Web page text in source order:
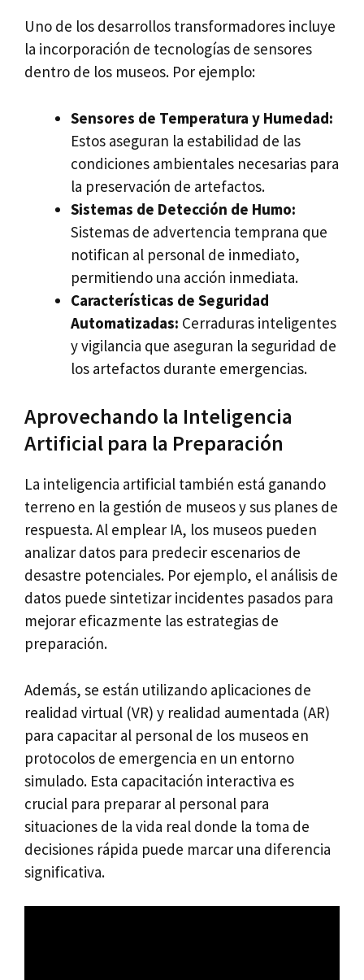
Uno de los desarrollos transformadores incluye
la incorporación de tecnologías de sensores
dentro de los museos. Por ejemplo:
Sensores de Temperatura y Humedad:
Estos aseguran la estabilidad de las
condiciones ambientales necesarias para
la preservación de artefactos.
Sistemas de Detección de Humo:
Sistemas de advertencia temprana que
notifican al personal de inmediato,
permitiendo una acción inmediata.
Características de Seguridad
Automatizadas: Cerraduras inteligentes
y vigilancia que aseguran la seguridad de
los artefactos durante emergencias.
Aprovechando la Inteligencia
Artificial para la Preparación
La inteligencia artificial también está ganando
terreno en la gestión de museos y sus planes de
respuesta. Al emplear IA, los museos pueden
analizar datos para predecir escenarios de
desastre potenciales. Por ejemplo, el análisis de
datos puede sintetizar incidentes pasados para
mejorar eficazmente las estrategias de
preparación.
Además, se están utilizando aplicaciones de
realidad virtual (VR) y realidad aumentada (AR)
para capacitar al personal de los museos en
protocolos de emergencia en un entorno
simulado. Esta capacitación interactiva es
crucial para preparar al personal para
situaciones de la vida real donde la toma de
decisiones rápida puede marcar una diferencia
significativa.